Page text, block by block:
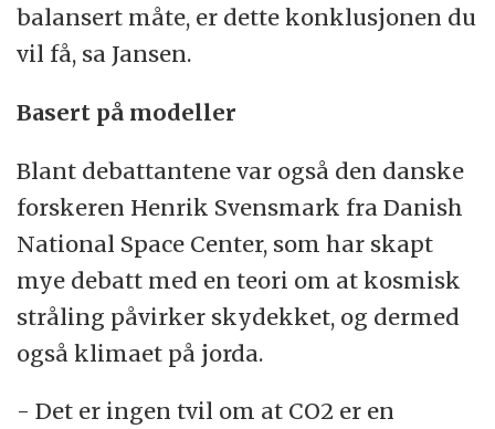
balansert måte, er dette konklusjonen du
vil få, sa Jansen.
Basert på modeller
Blant debattantene var også den danske
forskeren Henrik Svensmark fra Danish
National Space Center, som har skapt
mye debatt med en teori om at kosmisk
stråling påvirker skydekket, og dermed
også klimaet på jorda.
- Det er ingen tvil om at CO2 er en